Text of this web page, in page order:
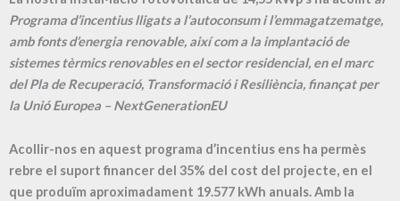
Programa d’incentius lligats a l’autoconsum i l’emmagatzematge,
amb fonts d’energia renovable, així com a la implantació de
sistemes tèrmics renovables en el sector residencial, en el marc
del Pla de Recuperació, Transformació i Resiliència, finançat per
la Unió Europea – NextGenerationEU
Acollir-nos en aquest programa d’incentius ens ha permès
rebre el suport financer del 35% del cost del projecte, en el
que produïm aproximadament 19.577 kWh anuals. Amb la